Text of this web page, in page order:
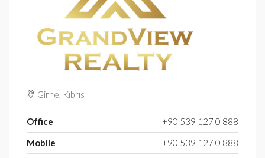
Girne, Kıbrıs
Office
+90 539 127 0 888
Mobile
+90 539 127 0 888